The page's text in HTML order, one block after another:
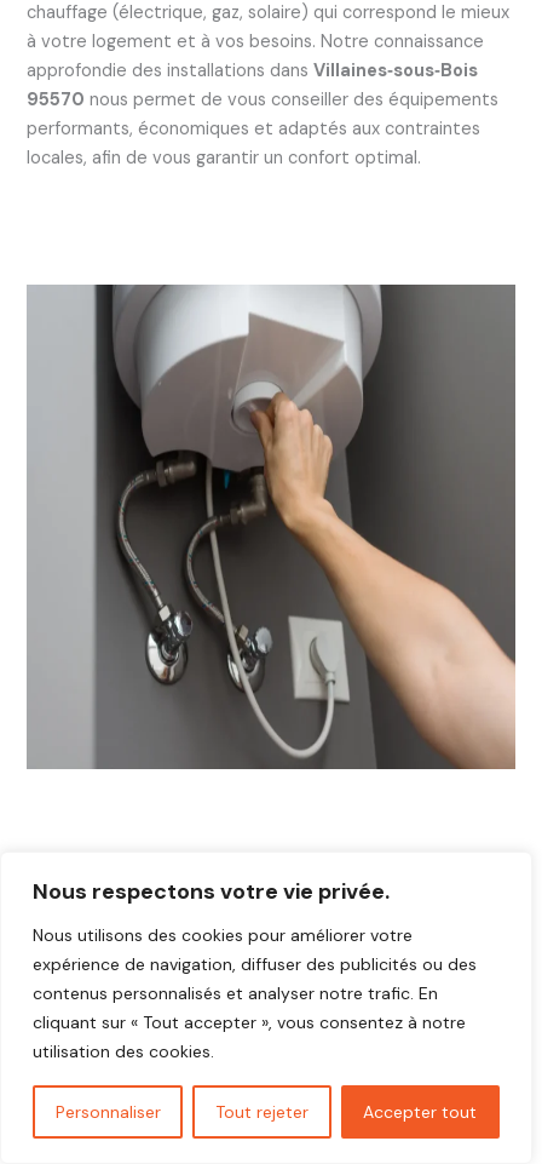
Nous respectons votre vie privée.
Nous utilisons des cookies pour améliorer votre
expérience de navigation, diffuser des publicités ou des
contenus personnalisés et analyser notre trafic. En
cliquant sur « Tout accepter », vous consentez à notre
utilisation des cookies.
Personnaliser Tout rejeter Accepter tout
chauffage (électrique, gaz, solaire) qui correspond le mieux
à votre logement et à vos besoins. Notre connaissance
approfondie des installations dans Villaines‑sous‑Bois
95570 nous permet de vous conseiller des équipements
performants, économiques et adaptés aux contraintes
locales, afin de vous garantir un confort optimal.